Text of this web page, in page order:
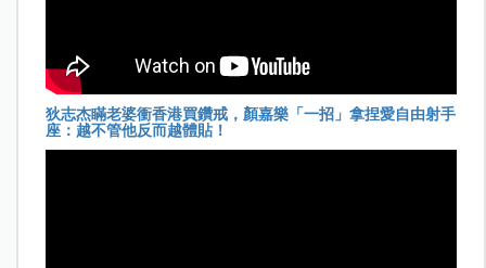
狄志杰瞞老婆衝香港買鑽戒，顏嘉樂「一招」拿捏愛自由射手
座：越不管他反而越體貼！